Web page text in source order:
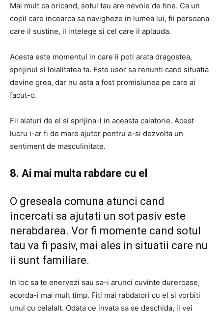
Mai mult ca oricand, sotul tau are nevoie de tine. Ca un
copil care incearca sa navigheze in lumea lui, fii persoana
care il sustine, il intelege si cel care il aplauda.
Acesta este momentul in care ii poti arata dragostea,
sprijinul si loialitatea ta. Este usor sa renunti cand situatia
devine grea, dar nu asta a fost promisiunea pe care ai
facut-o.
Fii alaturi de el si sprijina-l in aceasta calatorie. Acest
lucru i-ar fi de mare ajutor pentru a-si dezvolta un
sentiment de masculinitate.
8. Ai mai multa rabdare cu el
O greseala comuna atunci cand
incercati sa ajutati un sot pasiv este
nerabdarea. Vor fi momente cand sotul
tau va fi pasiv, mai ales in situatii care nu
ii sunt familiare.
In loc sa te enervezi sau sa-i arunci cuvinte dureroase,
acorda-i mai mult timp. Fiti mai rabdatori cu el si vorbiti
unul cu celalalt. Odata ce invata sa se deschida, il vei